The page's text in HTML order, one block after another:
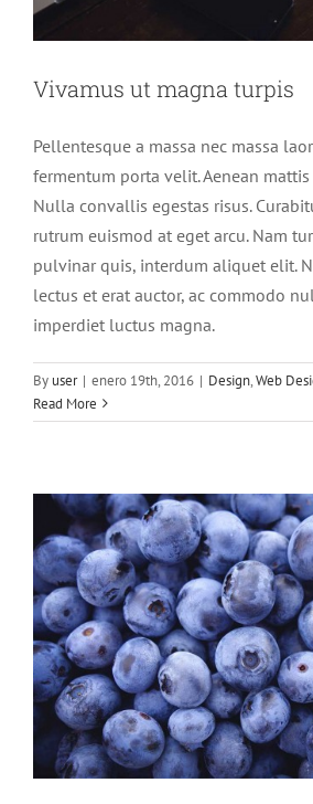
Vivamus ut magna turpis
Pellentesque a massa nec massa
fermentum porta velit. Aenean
Nulla convallis egestas risus.
rutrum euismod at eget arcu. Nam
pulvinar quis, interdum aliquet elit.
lectus et erat auctor, ac commodo
imperdiet luctus magna.
By user | enero 19th, 2016 | Design,Web
Read More
Fusce cursus dolor